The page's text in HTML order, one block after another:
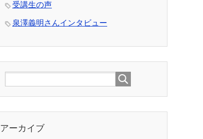
受講生の声
泉澤義明さんインタビュー
アーカイブ